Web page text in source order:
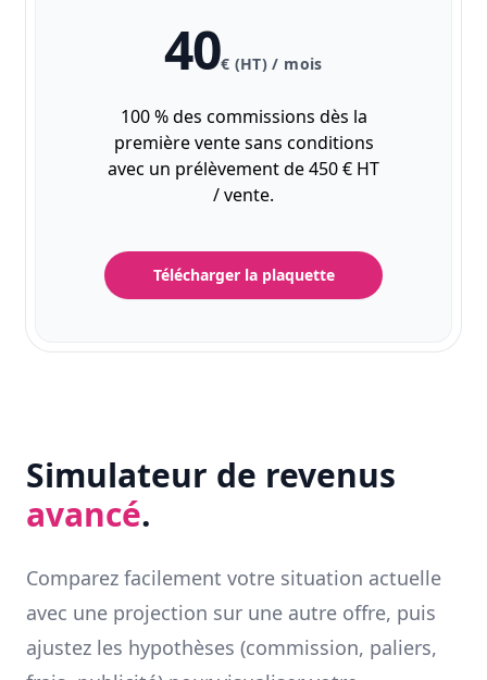
40€ (HT) / mois
100 % des commissions dès la
première vente sans conditions
avec un prélèvement de 450 € HT
/ vente.
Télécharger la plaquette
Simulateur de revenus
avancé.
Comparez facilement votre situation actuelle
avec une projection sur une autre offre, puis
ajustez les hypothèses (commission, paliers,